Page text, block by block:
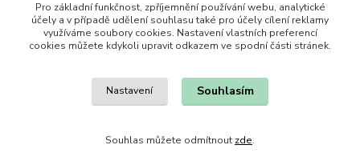
Pro základní funkčnost, zpříjemnění používání webu, analytické
účely a v případě udělení souhlasu také pro účely cílení reklamy
využíváme soubory cookies. Nastavení vlastních preferencí
cookies můžete kdykoli upravit odkazem ve spodní části stránek.
Nastavení Souhlasím
Souhlas můžete odmítnout zde.